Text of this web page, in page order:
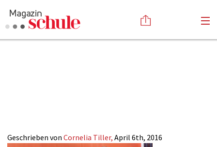
Impressum
Geschrieben von Cornelia Tiller, April 6th, 2016